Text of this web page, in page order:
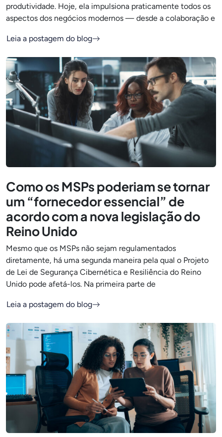
produtividade. Hoje, ela impulsiona praticamente todos os
aspectos dos negócios modernos — desde a colaboração e
Leia a postagem do blog
Como os MSPs poderiam se tornar
um “fornecedor essencial” de
acordo com a nova legislação do
Reino Unido
Mesmo que os MSPs não sejam regulamentados
diretamente, há uma segunda maneira pela qual o Projeto
de Lei de Segurança Cibernética e Resiliência do Reino
Unido pode afetá-los. Na primeira parte de
Leia a postagem do blog